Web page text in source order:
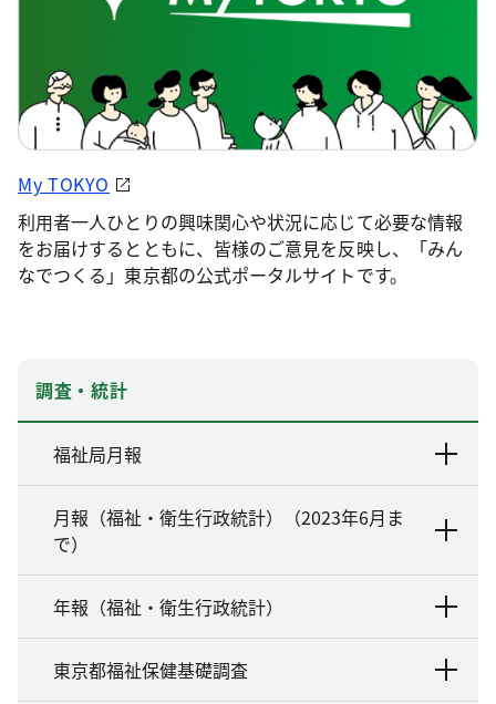
My TOKYO
利用者一人ひとりの興味関心や状況に応じて必要な情報
をお届けするとともに、皆様のご意見を反映し、「みん
なでつくる」東京都の公式ポータルサイトです。
調査・統計
福祉局月報
月報（福祉・衛生行政統計）（2023年6月ま
で）
年報（福祉・衛生行政統計）
東京都福祉保健基礎調査